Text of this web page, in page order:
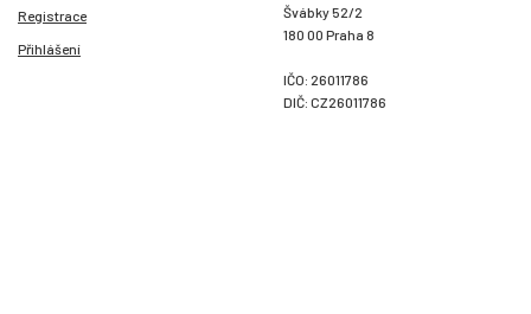
Registrace
Přihlášení
Švábky 52/2
180 00 Praha 8
IČO: 26011786
DIČ: CZ26011786